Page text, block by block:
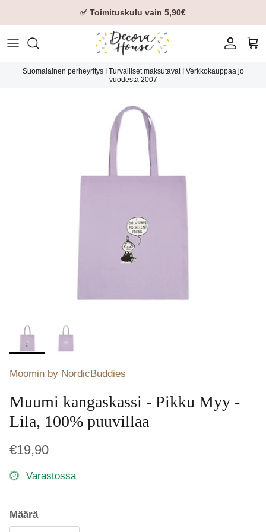
✅ Toimituskulu vain 5,90€
Tili
Suomalainen perheyritys I Turvalliset maksutavat I Verkkokauppaa jo
vuodesta 2007
Moomin by NordicBuddies
Muumi kangaskassi - Pikku Myy -
Lila, 100% puuvillaa
€19,90
Varastossa
Määrä